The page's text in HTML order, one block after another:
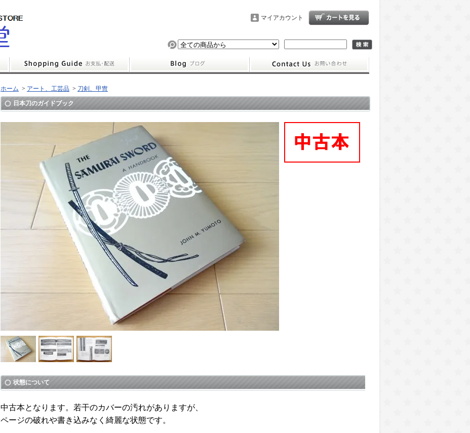
マイアカウント
ホーム > アート、工芸品 > 刀剣、甲冑
日本刀のガイドブック
状態について
中古本となります。若干のカバーの汚れがありますが、
ページの破れや書き込みなく綺麗な状態です。